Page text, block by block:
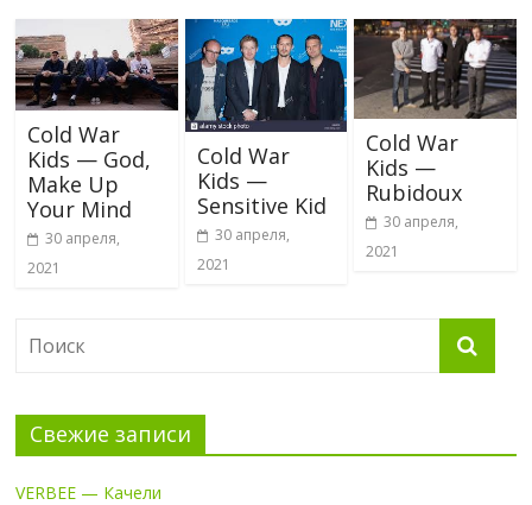
Cold War
Kids — God,
Make Up
Your Mind
30 апреля,
2021
Cold War
Kids —
Sensitive Kid
30 апреля,
2021
Cold War
Kids —
Rubidoux
30 апреля,
2021
Свежие записи
VERBEE — Качели